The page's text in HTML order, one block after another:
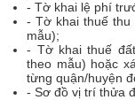
- Tờ khai lệ phí
- Tờ khai thuế thu
mẫu);
- Tờ khai thuế
theo mẫu) hoặc
từng quận/huyện
- Sơ đồ vị trí thửa